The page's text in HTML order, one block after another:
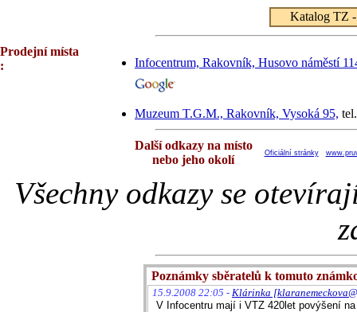
Katalog TZ -
Prodejní místa
:
Infocentrum, Rakovník, Husovo náměstí
Muzeum T.G.M., Rakovník, Vysoká 95,
Další odkazy na místo
nebo jeho okolí
Oficiální stránky
Všechny odkazy se
Poznámky sběratelů k tomuto
15.9.2008 22:05 - Klárinka
V Infocentru mají i VTZ 420let povýšení